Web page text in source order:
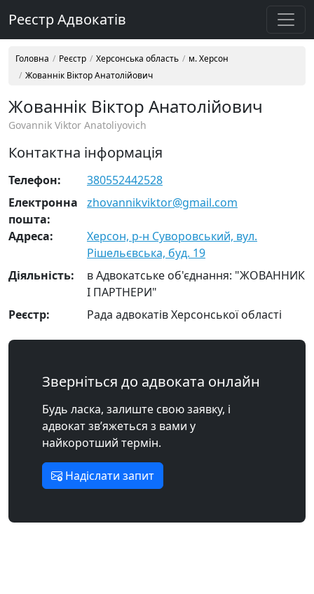
Реєстр Адвокатів
Головна Реєстр Херсонська область
м. Херсон
Жованнік Віктор Анатолійович
Жованнік Віктор Анатолійович
Govannik Viktor Anatoliyovich
Контактна інформація
Телефон:
380552442528
Електронна
пошта:
zhovannikviktor@gmail.com
Адреса:
Херсон, р-н Суворовський, вул.
Рішельєвська, буд. 19
Діяльність:
в Адвокатське об'єднання: "ЖОВАННИК
І ПАРТНЕРИ"
Реєстр:
Рада адвокатів Херсонської області
Зверніться до адвоката онлайн
Будь ласка, залиште свою заявку, і
адвокат зв’яжеться з вами у
найкоротший термін.
Надіслати запит